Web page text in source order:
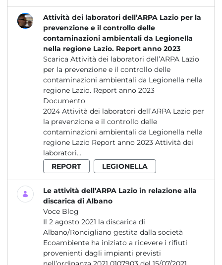
Attività dei laboratori dell’ARPA Lazio per la
prevenzione e il controllo delle
contaminazioni ambientali da Legionella
nella regione Lazio. Report anno 2023
Scarica Attività dei laboratori dell’ARPA Lazio
per la prevenzione e il controllo delle
contaminazioni ambientali da Legionella nella
regione Lazio. Report anno 2023
Documento
2024 Attività dei laboratori dell’ARPA Lazio per
la prevenzione e il controllo delle
contaminazioni ambientali da Legionella nella
regione Lazio Report anno 2023 Attività dei
laboratori...
REPORT
LEGIONELLA
Le attività dell’ARPA Lazio in relazione alla
discarica di Albano
Voce Blog
Il 2 agosto 2021 la discarica di
Albano/Roncigliano gestita dalla società
Ecoambiente ha iniziato a ricevere i rifiuti
provenienti dagli impianti previsti